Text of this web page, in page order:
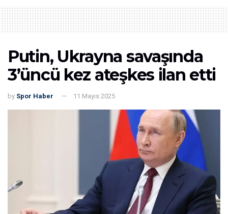
Putin, Ukrayna savaşında
3’üncü kez ateşkes ilan etti
by Spor Haber 11 Mayıs 2025